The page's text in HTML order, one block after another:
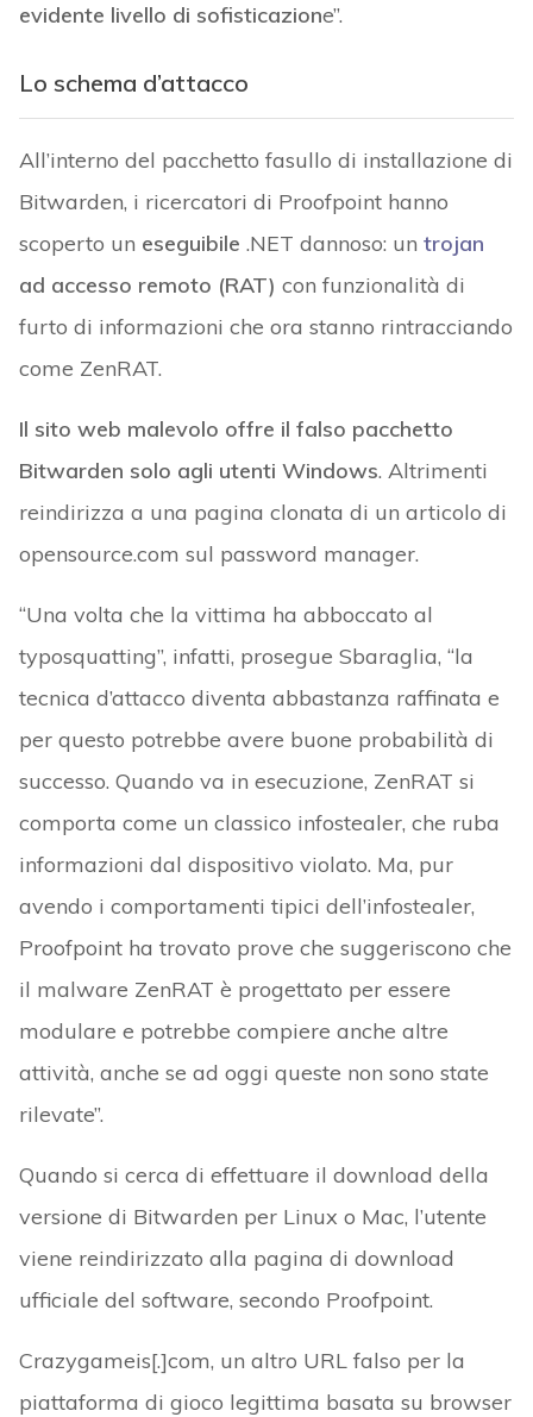
evidente livello di sofisticazione”.
Lo schema d’attacco
All’interno del pacchetto fasullo di installazione di
Bitwarden, i ricercatori di Proofpoint hanno
scoperto un eseguibile .NET dannoso: un trojan
ad accesso remoto (RAT) con funzionalità di
furto di informazioni che ora stanno rintracciando
come ZenRAT.
Il sito web malevolo offre il falso pacchetto
Bitwarden solo agli utenti Windows. Altrimenti
reindirizza a una pagina clonata di un articolo di
opensource.com sul password manager.
“Una volta che la vittima ha abboccato al
typosquatting”, infatti, prosegue Sbaraglia, “la
tecnica d’attacco diventa abbastanza raffinata e
per questo potrebbe avere buone probabilità di
successo. Quando va in esecuzione, ZenRAT si
comporta come un classico infostealer, che ruba
informazioni dal dispositivo violato. Ma, pur
avendo i comportamenti tipici dell’infostealer,
Proofpoint ha trovato prove che suggeriscono che
il malware ZenRAT è progettato per essere
modulare e potrebbe compiere anche altre
attività, anche se ad oggi queste non sono state
rilevate”.
Quando si cerca di effettuare il download della
versione di Bitwarden per Linux o Mac, l’utente
viene reindirizzato alla pagina di download
ufficiale del software, secondo Proofpoint.
Crazygameis[.]com, un altro URL falso per la
piattaforma di gioco legittima basata su browser